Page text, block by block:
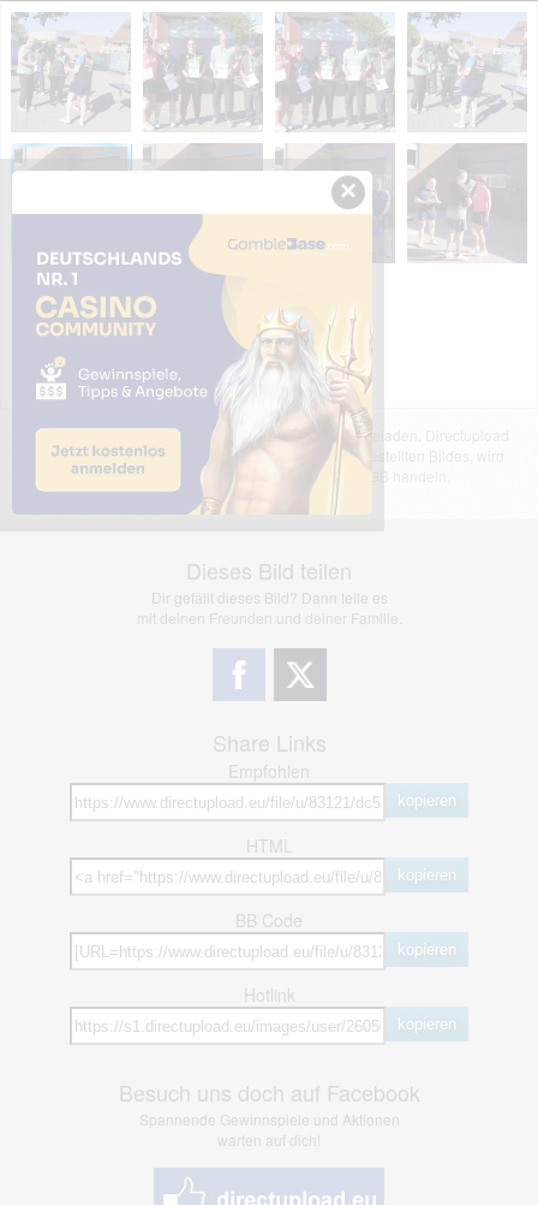
Das dargestellte Bild wurde von einem Nutzer hochgeladen. Directupload
übernimmt keinerlei Haftung für den Inhalt des dargestellten Bildes, wird
jedoch bei Verstößen nach §2(3) unserer AGB handeln.
Dieses Bild teilen
Dir gefällt dieses Bild? Dann teile es
mit deinen Freunden und deiner Familie.
Share Links
Empfohlen
kopieren
HTML
kopieren
BB Code
kopieren
Hotlink
kopieren
Besuch uns doch auf Facebook
Spannende Gewinnspiele und Aktionen
warten auf dich!
×